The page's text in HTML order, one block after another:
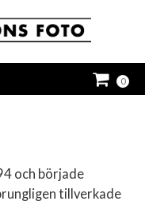
0
och började
tillverkade